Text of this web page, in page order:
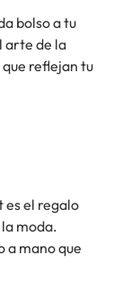
bolso a tu
arte de la
reflejan tu
es el regalo
moda.
a mano que